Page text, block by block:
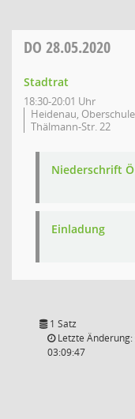
DO 28.05.2020
Stadtrat
18:30-20:01 Uhr
Heidenau,
Thälmann-Str. 22
Niederschrift Ö
Einladung
1 Satz
Letzte Änderung:
03:09:47